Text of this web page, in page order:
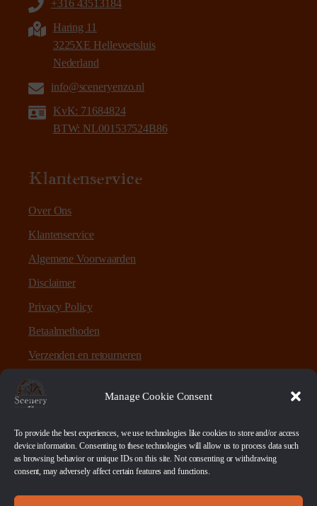
Manage Cookie Consent
To provide the best experiences, we use technologies like cookies to store and/or access
device information. Consenting to these technologies will allow us to process data such
as browsing behavior or unique IDs on this site. Not consenting or withdrawing
consent, may adversely affect certain features and functions.
+316 43513184
Haring 11
3225XE Hellevoetsluis
Nederland
info@sceneryenzo.nl
KvK: 71684824
BTW: NL001537524B86
Klantenservice
Over Ons
Klantenservice
Algemene Voorwaarden
Disclaimer
Privacy Policy
Betaalmethoden
Verzenden en retourneren
Sitemap
Over Scenery en Zo
Scenery en Zo is een webshop voor table-top games en
scenery. Maar ook ruwe materialen, bases en sokkels.